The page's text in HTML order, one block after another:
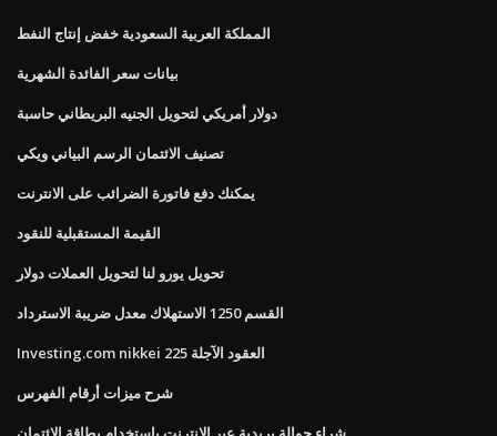
المملكة العربية السعودية خفض إنتاج النفط
بيانات سعر الفائدة الشهرية
دولار أمريكي لتحويل الجنيه البريطاني حاسبة
تصنيف الائتمان الرسم البياني ويكي
يمكنك دفع فاتورة الضرائب على الانترنت
القيمة المستقبلية للنقود
تحويل يورو لنا لتحويل العملات دولار
القسم 1250 الاستهلاك معدل ضريبة الاسترداد
Investing.com nikkei 225 العقود الآجلة
شرح ميزات أرقام الفهرس